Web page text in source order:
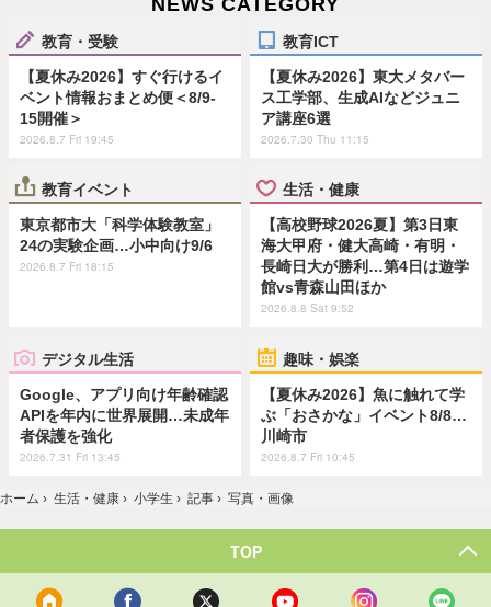
教育・受験
【夏休み2026】すぐ行けるイ
ベント情報おまとめ便＜8/9-
15開催＞
2026.8.7 Fri 19:45
教育ICT
【夏休み2026】東大メタバー
ス工学部、生成AIなどジュニ
ア講座6選
2026.7.30 Thu 11:15
教育イベント
東京都市大「科学体験教室」
24の実験企画…小中向け9/6
2026.8.7 Fri 18:15
生活・健康
【高校野球2026夏】第3日東
海大甲府・健大高崎・有明・
長崎日大が勝利…第4日は遊学
館vs青森山田ほか
2026.8.8 Sat 9:52
デジタル生活
Google、アプリ向け年齢確認
APIを年内に世界展開…未成年
者保護を強化
2026.7.31 Fri 13:45
趣味・娯楽
【夏休み2026】魚に触れて学
ぶ「おさかな」イベント8/8…
川崎市
2026.8.7 Fri 10:45
ホーム › 生活・健康 › 小学生 › 記事 › 写真・画像
TOP